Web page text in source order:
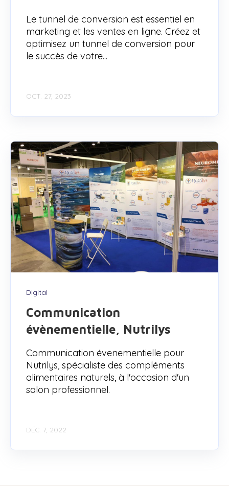
Le tunnel de conversion est essentiel en
marketing et les ventes en ligne. Créez et
optimisez un tunnel de conversion pour
le succès de votre...
OCT. 27, 2023
Digital
Communication
évènementielle, Nutrilys
Communication évenementielle pour
Nutrilys, spécialiste des compléments
alimentaires naturels, à l'occasion d'un
salon professionnel.
DÉC. 7, 2022